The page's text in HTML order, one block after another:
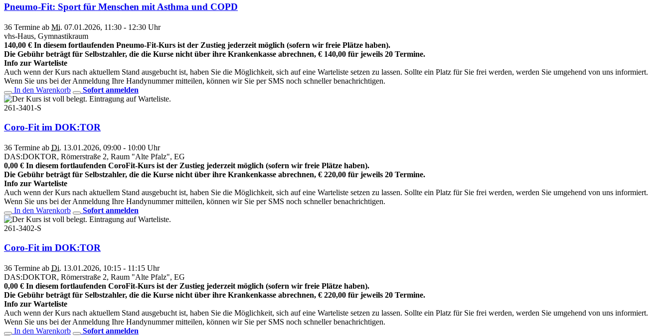
Pneumo-Fit: Sport für Menschen mit Asthma und COPD
36 Termine ab Mi. 07.01.2026, 11:30 - 12:30 Uhr
vhs-Haus, Gymnastikraum
140,00 € In diesem fortlaufenden Pneumo-Fit-Kurs ist der Zustieg jederzeit möglich (sofern wir freie Plätze haben).
Die Gebühr beträgt für Selbstzahler, die die Kurse nicht über ihre Krankenkasse abrechnen, € 140,00 für jeweils 20 Termine.
Info zur Warteliste
Auch wenn der Kurs nach aktuellem Stand ausgebucht ist, haben Sie die Möglichkeit, sich auf eine Warteliste setzen zu lassen. Sollte ein Platz für Sie frei werden, werden Sie umgehend von uns informiert.
Wenn Sie uns bei der Anmeldung Ihre Handynummer mitteilen, können wir Sie per SMS noch schneller benachrichtigen.
In den Warenkorb
Sofort anmelden
261-3401-S
Coro-Fit im DOK:TOR
36 Termine ab Di. 13.01.2026, 09:00 - 10:00 Uhr
DAS:DOKTOR, Römerstraße 2, Raum "Alte Pfalz", EG
0,00 € In diesem fortlaufenden CoroFit-Kurs ist der Zustieg jederzeit möglich (sofern wir freie Plätze haben).
Die Gebühr beträgt für Selbstzahler, die die Kurse nicht über ihre Krankenkasse abrechnen, € 220,00 für jeweils 20 Termine.
Info zur Warteliste
Auch wenn der Kurs nach aktuellem Stand ausgebucht ist, haben Sie die Möglichkeit, sich auf eine Warteliste setzen zu lassen. Sollte ein Platz für Sie frei werden, werden Sie umgehend von uns informiert.
Wenn Sie uns bei der Anmeldung Ihre Handynummer mitteilen, können wir Sie per SMS noch schneller benachrichtigen.
In den Warenkorb
Sofort anmelden
261-3402-S
Coro-Fit im DOK:TOR
36 Termine ab Di. 13.01.2026, 10:15 - 11:15 Uhr
DAS:DOKTOR, Römerstraße 2, Raum "Alte Pfalz", EG
0,00 € In diesem fortlaufenden CoroFit-Kurs ist der Zustieg jederzeit möglich (sofern wir freie Plätze haben).
Die Gebühr beträgt für Selbstzahler, die die Kurse nicht über ihre Krankenkasse abrechnen, € 220,00 für jeweils 20 Termine.
Info zur Warteliste
Auch wenn der Kurs nach aktuellem Stand ausgebucht ist, haben Sie die Möglichkeit, sich auf eine Warteliste setzen zu lassen. Sollte ein Platz für Sie frei werden, werden Sie umgehend von uns informiert.
Wenn Sie uns bei der Anmeldung Ihre Handynummer mitteilen, können wir Sie per SMS noch schneller benachrichtigen.
In den Warenkorb
Sofort anmelden